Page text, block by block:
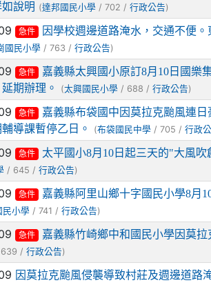
說明 (達邦國民小學 / 702 /行政公告)
急件
因學校週邊道路淹水，交通不便
國民小學 / 763 /行政公告)
急件
嘉義縣太興國小原訂8月10日國樂
期辦理。
(太興國民小學 / 688 /行政公告)
急件
嘉義縣布袋國中因莫拉克颱風連
導課暫停乙日。
(布袋國民中學 / 705 /行政
急件 太平國小8月10日起三天的"大風
/ 645 /行政公告)
急件
嘉義縣阿里山鄉十字國民小學8月
民小學 / 741 /行政公告)
急件 嘉義縣竹崎鄉中和國民小學因莫
/行政公告)
因莫拉克颱風侵襲導致村莊及週邊道路